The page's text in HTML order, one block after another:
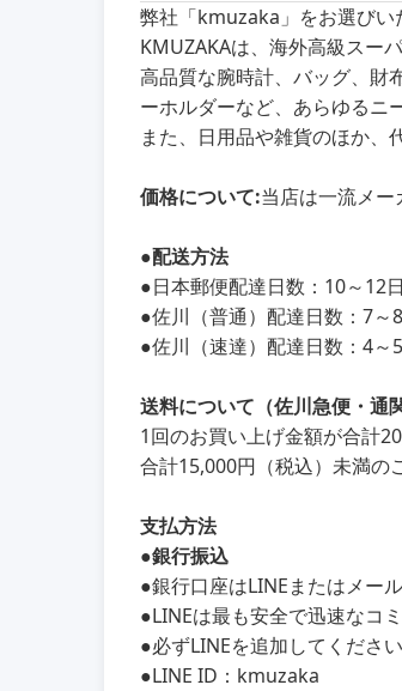
弊社「kmuzaka」をお選びい
KMUZAKAは、海外高級スー
高品質な腕時計、バッグ、財
ーホルダーなど、あらゆるニ
また、日用品や雑貨のほか、
価格について:当店は一流メー
●配送方法
●日本郵便配達日数：10～12
●佐川（普通）配達日数：7
●佐川（速達）配達日数：4
送料について（佐川急便・通
1回のお買い上げ金額が合計
合計15,000円（税込）未満の
支払方法
●銀行振込
●銀行口座はLINEまたはメー
●LINEは最も安全で迅速なコ
●必ずLINEを追加してください
●LINE ID：kmuzaka